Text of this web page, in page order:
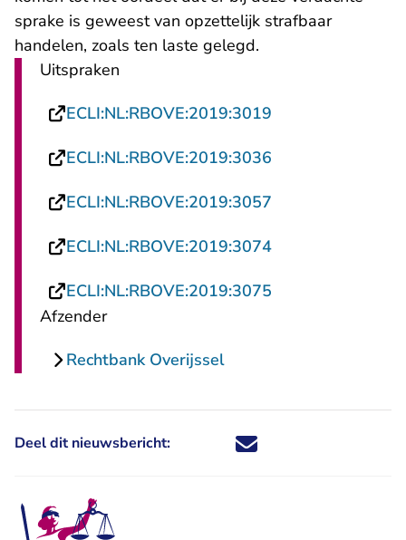
sprake is geweest van opzettelijk strafbaar
handelen, zoals ten laste gelegd.
Uitspraken
ECLI:NL:RBOVE:2019:3019
ECLI:NL:RBOVE:2019:3036
ECLI:NL:RBOVE:2019:3057
ECLI:NL:RBOVE:2019:3074- U verlaat
ECLI:NL:RBOVE:2019:3075
Afzender
Rechtbank Overijssel
Deel dit nieuwsbericht: Deel dit nieuwsbericht via X -
Deel dit nieuwsbericht via
Deel dit nieuwsbericht
Deel dit